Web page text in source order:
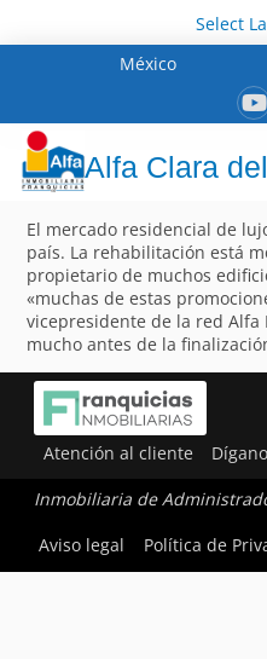
Select
México
Alfa Clara
El mercado residencial de
país. La rehabilitación está
propietario de muchos
«muchas de estas
vicepresidente de la red
mucho antes de la
Atención al cliente
Inmobiliaria de
Aviso legal
Política de